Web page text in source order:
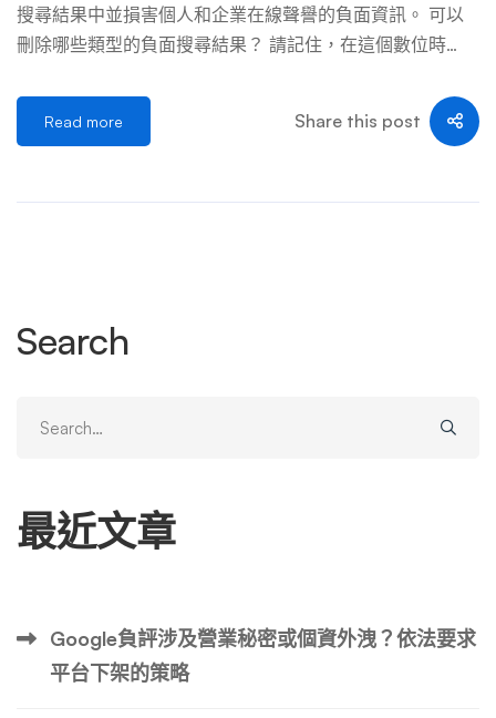
搜尋結果中並損害個人和企業在線聲譽的負面資訊。 可以
刪除哪些類型的負面搜尋結果？ 請記住，在這個數位時
關您或您的企業的信息，並在必要時採取措施保護您的網路
聲譽。 刪除負面搜尋結果的策略 從網路上刪除負面搜尋結
面搜尋結果的其他策略 下圖顯示了一個心智圖，用於視覺
面搜尋結果至關重要。一個關鍵方法是優化正面內容，例如
研究以識別潛在客戶正在搜尋的術語，並將這些關鍵字自然
地整合到您的內容中。此外，從信譽良好的網站建立反向連
和吸引力也有助於提高其搜尋排名。透過策略性地使用 SE
O 技術，您可以抑制負面搜尋結果並提高您品牌的線上聲
Read more Share this post
Search
for:
最近文章
Google負評涉及營業秘密或個資外洩？依法要求
平台下架的策略